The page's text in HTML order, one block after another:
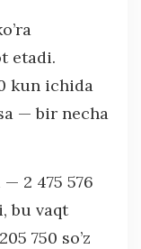
etadi.
kun ichida
— bir necha
2 475 576
bu vaqt
750 so’z